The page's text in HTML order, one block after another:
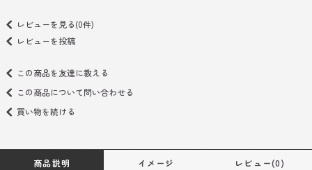
レビューを見る(0件)
レビューを投稿
この商品を友達に教える
この商品について問い合わせる
買い物を続ける
商品説明 イメージ レビュー(0)